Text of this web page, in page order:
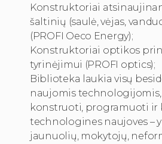
Konstruktoriai
šaltinių (saulė, vėjas,
(PROFI Oeco Energy);
Konstruktoriai optikos
tyrinėjimui (PROFI optics);
Biblioteka laukia visų
naujomis
konstruoti, programuoti ir
technologines naujoves –
jaunuolių, mokytojų,